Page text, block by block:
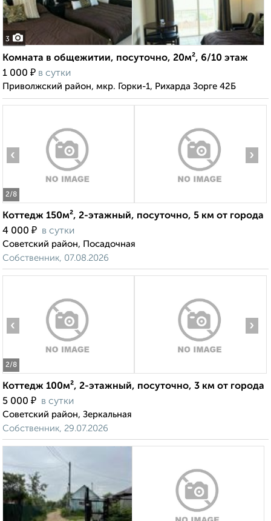
3
Комната в общежитии, посуточно, 20м², 6/10 этаж
1 000 ₽ в сутки
Приволжский район, мкр. Горки-1, Рихарда Зорге 42Б
2/8
‹ ›
Коттедж 150м², 2-этажный, посуточно, 5 км от города
4 000 ₽ в сутки
Советский район, Посадочная
Собственник, 07.08.2026
2/8
‹ ›
Коттедж 100м², 2-этажный, посуточно, 3 км от города
5 000 ₽ в сутки
Советский район, Зеркальная
Собственник, 29.07.2026